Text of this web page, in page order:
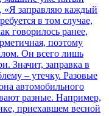
«Я заправляю каждый
в том случае,
говорилось ранее,
поэтому
Он всего лишь
Значит, заправка в
– утечку. Разовые
автомобильного
разные. Например,
приехавшем весной